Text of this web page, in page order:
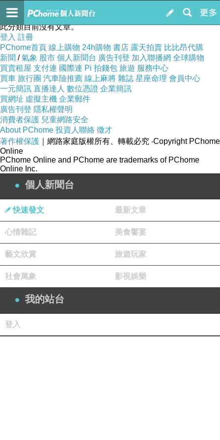
我的
訂閱
小冰的生活．旅行愛分享
此分類目前沒有文章。
登入 註冊
PChome首頁 線上購物 24h購物 書店 露天拍賣 比比昂代購
新聞 /氣象 股市 個人新聞台 廣告刊登 加入聯播網 全球購物
買賣租屋 支付連 國際連 Pi 拍錢包 旅遊 服務中心
買車 旅行團 汽車險推薦 線上麻將 雜誌 星座命理 會員中心
一元簡訊 直播達人 數位憑證 企業簡訊
買網址 虛擬主機 企業郵件
廣告刊登 隱私權聲明
消費者保護 兒童網路安全
About PChome 投資人聯絡 徵才
著作權保護 ｜網路家庭版權所有、轉載必究 ‧Copyright PChome
Online
PChome Online and PChome are trademarks of PChome
Online Inc.
個人新聞台
快速發文 最新文章
心情雜記 美食饗宴
藝文欣賞 旅遊玩家
社會萬象 影視娛樂
我的站台
登入